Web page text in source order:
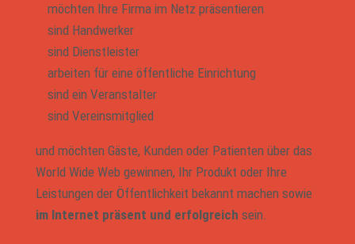
möchten Ihre Firma im Netz präsentieren
sind Handwerker
sind Dienstleister
arbeiten für eine öffentliche Einrichtung
sind ein Veranstalter
sind Vereinsmitglied
und möchten Gäste, Kunden oder Patienten über das
World Wide Web gewinnen, Ihr Produkt oder Ihre
Leistungen der Öffentlichkeit bekannt machen sowie
im Internet präsent und erfolgreich sein.